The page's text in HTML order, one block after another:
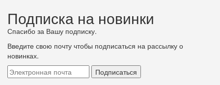
Подписка на новинки
Спасибо за Вашу подписку.
Введите свою почту чтобы подписаться на рассылку о
новинках.